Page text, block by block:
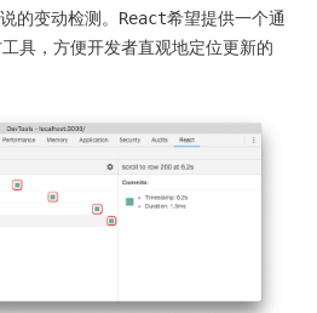
的变动检测。React希望提供一个通
具，方便开发者直观地定位更新的